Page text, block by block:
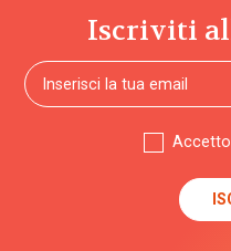
Iscriviti